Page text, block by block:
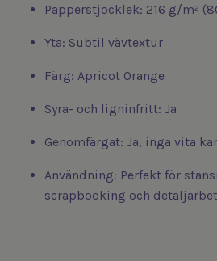
Papperstjocklek: 216 g/m²
Yta: Subtil vävtextur
Färg: Apricot Orange
Syra- och ligninfritt: Ja
Genomfärgat: Ja, inga vita
Användning: Perfekt för
scrapbooking och